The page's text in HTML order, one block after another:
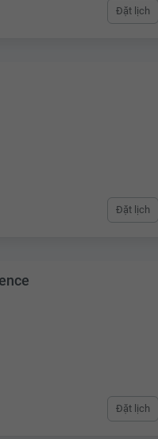
Đặt lịch
Đặt lịch
Đặt lịch